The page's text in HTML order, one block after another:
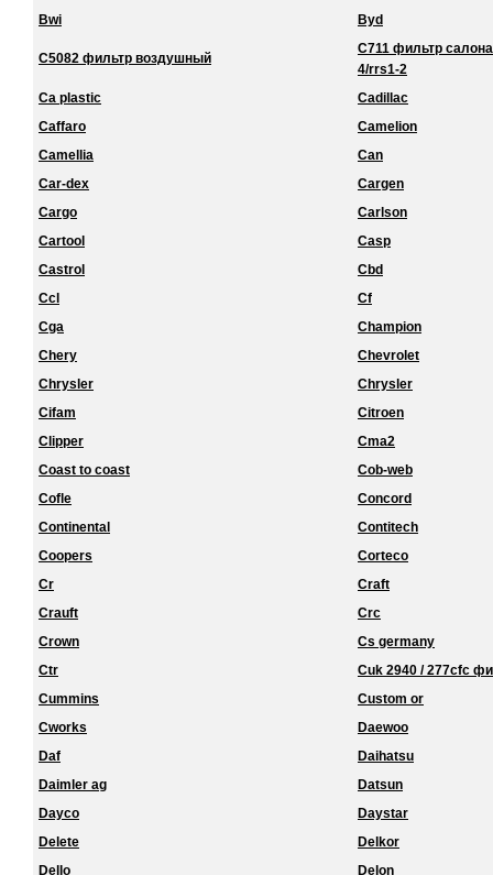
Bwi
Byd
C5082 фильтр воздушный
C711 фильтр
4/rrs1-2
Ca plastic
Cadillac
Caffaro
Camelion
Camellia
Can
Car-dex
Cargen
Cargo
Carlson
Cartool
Casp
Castrol
Cbd
Ccl
Cf
Cga
Champion
Chery
Chevrolet
Chrysler
Chrysler
Cifam
Citroen
Clipper
Cma2
Coast to coast
Cob-web
Cofle
Concord
Continental
Contitech
Coopers
Corteco
Cr
Craft
Crauft
Crc
Crown
Cs germany
Ctr
Cuk 2940 / 277cfc
Cummins
Custom or
Cworks
Daewoo
Daf
Daihatsu
Daimler ag
Datsun
Dayco
Daystar
Delete
Delkor
Dello
Delon